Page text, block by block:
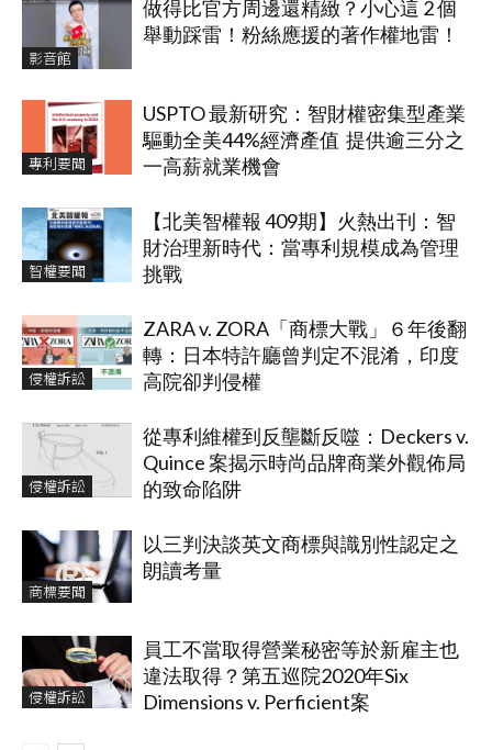
影音館
做得比官方周邊還精緻？小心這 2 個
舉動踩雷！粉絲應援的著作權地雷！
專利要聞
USPTO 最新研究：智財權密集型產業
驅動全美44%經濟產值 提供逾三分之
一高薪就業機會
智權要聞
【北美智權報 409期】火熱出刊：智
財治理新時代：當專利規模成為管理
挑戰
侵權訴訟
ZARA v. ZORA「商標大戰」６年後翻
轉：日本特許廳曾判定不混淆，印度
高院卻判侵權
侵權訴訟
從專利維權到反壟斷反噬：Deckers v.
Quince 案揭示時尚品牌商業外觀佈局
的致命陷阱
商標要聞
以三判決談英文商標與識別性認定之
朗讀考量
侵權訴訟
員工不當取得營業秘密等於新雇主也
違法取得？第五巡院2020年Six
Dimensions v. Perficient案